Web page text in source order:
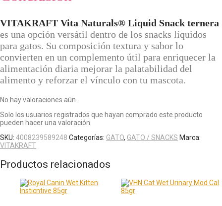
VITAKRAFT Vita Naturals® Liquid Snack ternera
es una opción versátil dentro de los snacks líquidos
para gatos. Su composición textura y sabor lo
convierten en un complemento útil para enriquecer la
alimentación diaria mejorar la palatabilidad del
alimento y reforzar el vínculo con tu mascota.
No hay valoraciones aún.
Solo los usuarios registrados que hayan comprado este producto
pueden hacer una valoración.
SKU: 4008239589248 Categorías: GATO, GATO / SNACKS Marca:
VITAKRAFT
Productos relacionados